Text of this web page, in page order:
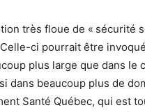
très floue de « sécurité
ci pourrait être
plus large que dans le
dans beaucoup plus de
Santé Québec, qui est